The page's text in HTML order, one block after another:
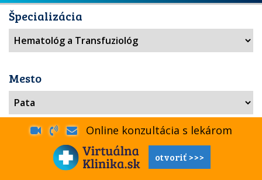
Špecializácia
Mesto
Online konzultácia s lekárom
otvoriť >>>